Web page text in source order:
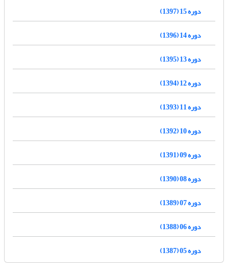
دوره 15 (1397)
دوره 14 (1396)
دوره 13 (1395)
دوره 12 (1394)
دوره 11 (1393)
دوره 10 (1392)
دوره 09 (1391)
دوره 08 (1390)
دوره 07 (1389)
دوره 06 (1388)
دوره 05 (1387)